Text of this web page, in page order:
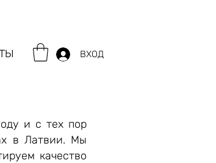
ВХОД
и с тех пор
в Латвии. Мы
качество